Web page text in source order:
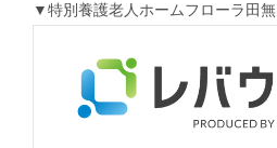
▼特別養護老人ホームフローラ田無